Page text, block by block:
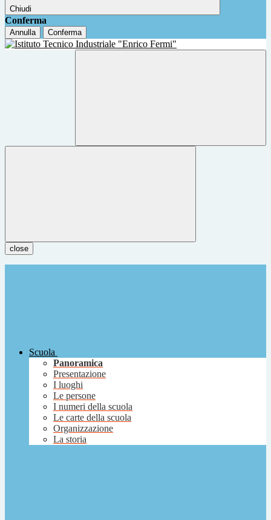
Chiudi
Conferma
Annulla Conferma
close
Scuola
Panoramica
Presentazione
I luoghi
Le persone
I numeri della scuola
Le carte della scuola
Organizzazione
La storia